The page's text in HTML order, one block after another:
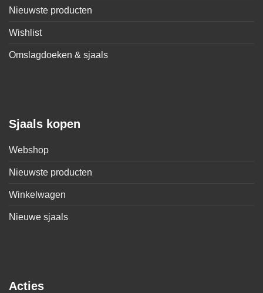
Nieuwste producten
Wishlist
Omslagdoeken & sjaals
Sjaals kopen
Webshop
Nieuwste producten
Winkelwagen
Nieuwe sjaals
Acties